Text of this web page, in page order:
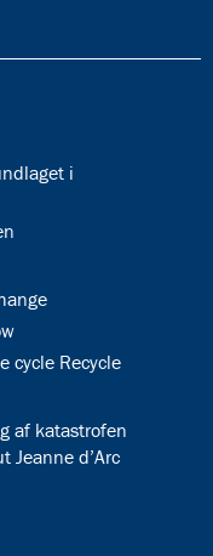
i
cycle Recycle
af katastrofen
Jeanne d’Arc